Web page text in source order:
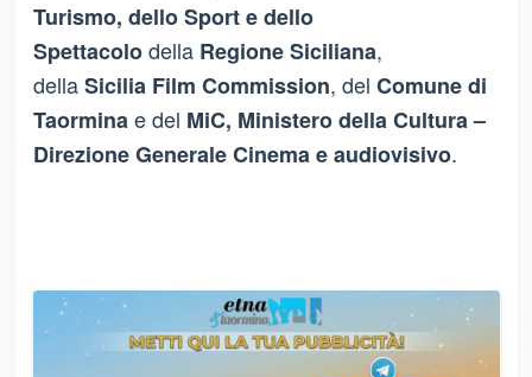
Turismo, dello Sport e dello
Spettacolodella Regione Siciliana,
dellaSicilia Film Commission, del Comune di
Taormina e del MiC, Ministero della Cultura –
Direzione Generale Cinema e audiovisivo.